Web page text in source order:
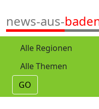
news-aus-
GO